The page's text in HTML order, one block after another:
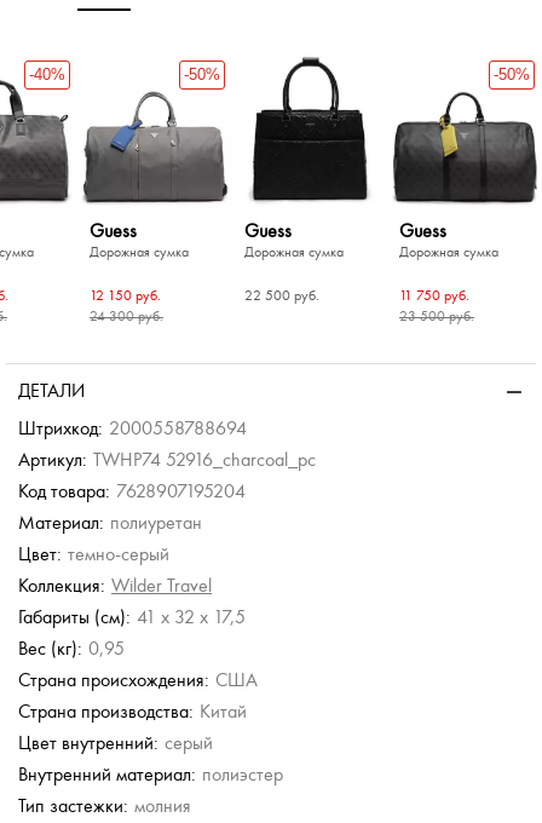
-40% -50%
Guess
Дорожная сумка
12 150 руб.
24 300 руб.
Guess
Дорожная сумка
22 500 руб.
-50%
Guess
Дорожная сумка
11 750 руб.
23 500 руб.
Дорожная кожаная
сумка с плечевым
ремешком
33 306 руб.
47 580 руб.
Дорожная сумка
11 750 руб.
23 500 руб.
ДЕТАЛИ
Штрихкод: 2000558788694
Артикул: TWHP74 52916_charcoal_pc
Код товара: 7628907195204
Материал: полиуретан
Цвет: темно-серый
Коллекция: Wilder Travel
Габариты (см): 41 x 32 x 17,5
Вес (кг): 0,95
Страна происхождения: США
Страна производства: Китай
Цвет внутренний: серый
Внутренний материал: полиэстер
Тип застежки: молния